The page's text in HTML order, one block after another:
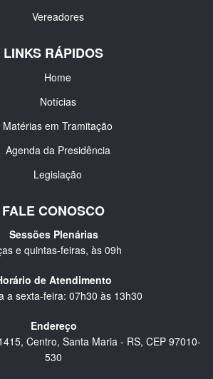
Vereadores
LINKS RÁPIDOS
Home
Notícias
Matérias em Tramitação
Agenda da Presidência
Legislação
FALE CONOSCO
Sessões Plenárias
e quintas-feiras, às 09h
de Atendimento
a sexta-feira: 07h30 às 13h30
Endereço
Centro, Santa Maria - RS, CEP 97010-
530